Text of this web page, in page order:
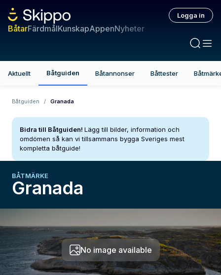
BåtarFärdmålKunskapAppenNyheter
Logga in
Aktuellt Båtguiden Båtannonser Båttester
Båtguiden / Granada
Bidra till Båtguiden! Lägg till bilder, information och
omdömen så kan vi tillsammans bygga Sveriges mest
kompletta båtguide!
BÅTMÄRKE
Granada
No image available